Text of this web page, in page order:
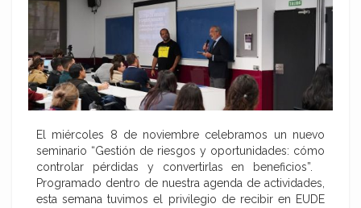
El miércoles 8 de noviembre celebramos un nuevo
seminario “Gestión de riesgos y oportunidades: cómo
controlar pérdidas y convertirlas en beneficios”.
Programado dentro de nuestra agenda de actividades,
esta semana tuvimos el privilegio de recibir en EUDE